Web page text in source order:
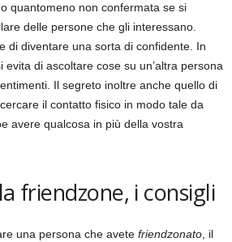
quantomeno non confermata se si
delle persone che gli interessano.
di diventare una sorta di confidente. In
di ascoltare cose su un’altra persona
Il segreto inoltre anche quello di
il contatto fisico in modo tale da
avere qualcosa in più della vostra
friendzone, i consigli
una persona che avete friendzonato , il